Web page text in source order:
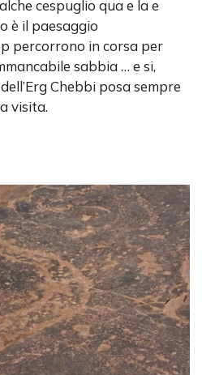
cespuglio qua e la e
è il paesaggio
percorrono in corsa per
sabbia … e si,
Chebbi posa sempre
visita.